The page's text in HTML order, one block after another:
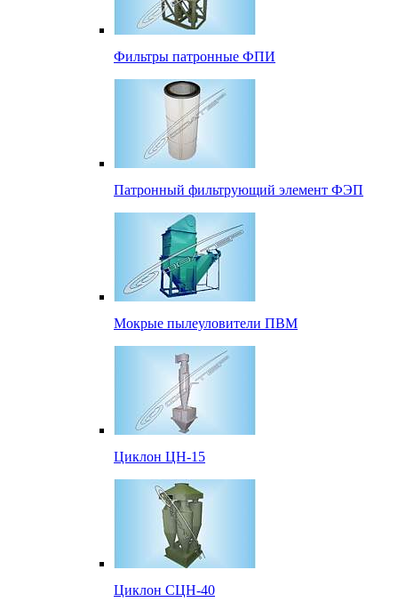
Фильтры патронные ФПИ
Патронный фильтрующий элемент ФЭП
Мокрые пылеуловители ПВМ
Циклон ЦН-15
Циклон СЦН-40